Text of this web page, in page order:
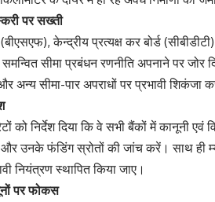
पर सख्ती
केन्द्रीय प्रत्यक्ष कर बोर्ड
सीमा प्रबंधन रणनीति अपनाने पर जोर
सीमा-पार अपराधों पर प्रभावी शिकंजा
को निर्देश दिया कि वे सभी बैंकों में कानूनी एवं
और उनके फंडिंग स्रोतों की जांच करें। साथ ही
नियंत्रण स्थापित किया जाए।
पर फोकस